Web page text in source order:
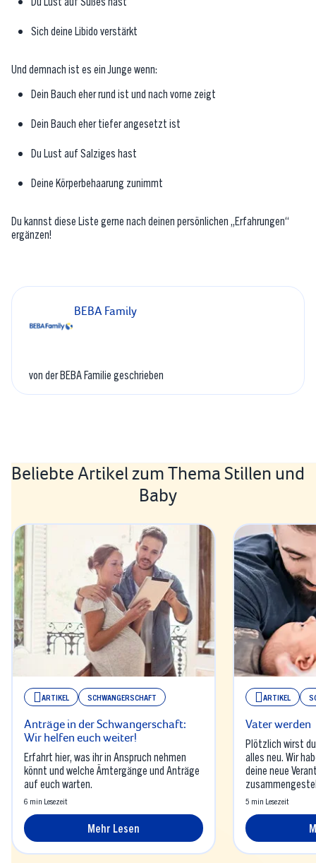
Sich deine Libido verstärkt
Und demnach ist es ein Junge wenn:
Dein Bauch eher rund ist und nach vorne zeigt
Dein Bauch eher tiefer angesetzt ist
Du Lust auf Salziges hast
Deine Körperbehaarung zunimmt
Du kannst diese Liste gerne nach deinen persönlichen „Erfahrungen“
ergänzen!
BEBA Family
von der BEBA Familie geschrieben
Beliebte Artikel zum Thema Stillen und
Baby
ARTIKEL SCHWANGERSCHAFT
Anträge in der Schwangerschaft:
Wir helfen euch weiter!
Erfahrt hier, was ihr in Anspruch nehmen
könnt und welche Ämtergänge und Anträge
auf euch warten.
6 min Lesezeit
Mehr Lesen
ARTIKEL
Vater werden
Plötzlich wirst
alles neu. Wir
deine neue
5 min Lesezeit